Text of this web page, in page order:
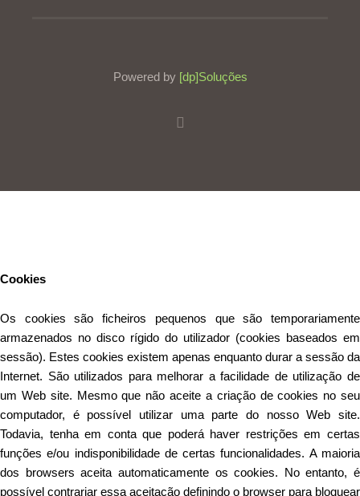
Powered by [dp]Soluções
Cookies
Os cookies são ficheiros pequenos que são temporariamente
armazenados no disco rígido do utilizador (cookies baseados em
sessão). Estes cookies existem apenas enquanto durar a sessão da
Internet. São utilizados para melhorar a facilidade de utilização de
um Web site. Mesmo que não aceite a criação de cookies no seu
computador, é possível utilizar uma parte do nosso Web site.
Todavia, tenha em conta que poderá haver restrições em certas
funções e/ou indisponibilidade de certas funcionalidades. A maioria
dos browsers aceita automaticamente os cookies. No entanto, é
possível contrariar essa aceitação definindo o browser para bloquear